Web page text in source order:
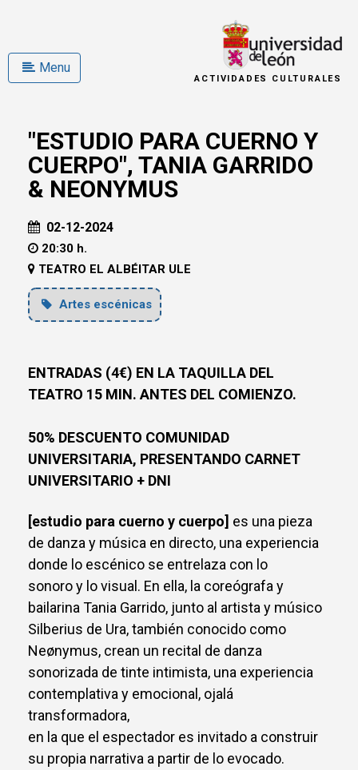
Menu
ACTIVIDADES CULTURALES
"ESTUDIO PARA CUERNO Y
CUERPO", TANIA GARRIDO
& NEONYMUS
02-12-2024
20:30 h.
TEATRO EL ALBÉITAR ULE
Artes escénicas
ENTRADAS (4€) EN LA TAQUILLA DEL
TEATRO 15 MIN. ANTES DEL COMIENZO.
50% DESCUENTO COMUNIDAD
UNIVERSITARIA, PRESENTANDO CARNET
UNIVERSITARIO + DNI
[estudio para cuerno y cuerpo] es una pieza
de danza y música en directo, una experiencia
donde lo escénico se entrelaza con lo
sonoro y lo visual. En ella, la coreógrafa y
bailarina Tania Garrido, junto al artista y músico
Silberius de Ura, también conocido como
Neønymus, crean un recital de danza
sonorizada de tinte intimista, una experiencia
contemplativa y emocional, ojalá
transformadora,
en la que el espectador es invitado a construir
su propia narrativa a partir de lo evocado.